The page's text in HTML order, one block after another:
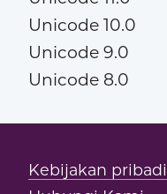
Unicode 10.0
Unicode 9.0
Unicode 8.0
Kebijakan pribadi